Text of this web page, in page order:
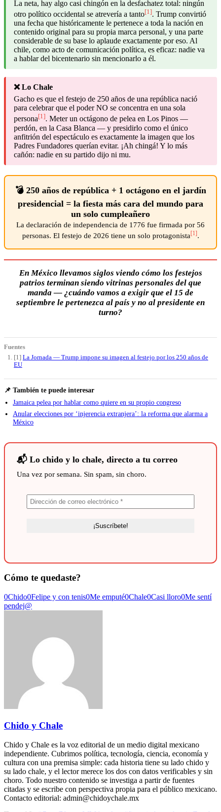
La neta, hay algo casi chingón en la desfachatez total: ningún
otro político occidental se atrevería a tanto[1]. Trump convirtió
una fecha que históricamente le pertenece a toda la nación en
contenido original para su propia marca personal, y una parte
considerable de su base lo aplaude exactamente por eso. Al
chile, como acto de comunicación política, es eficaz: nadie va
a hablar del bicentenario sin mencionarlo a él.
❌ Lo Chale
Gacho es que el festejo de 250 años de una república nació
para celebrar que el poder NO se concentra en una sola
persona[1]. Meter un octágono de pelea en Los Pinos —
perdón, en la Casa Blanca — y presidirlo como el único
anfitrión del espectáculo es exactamente la imagen que los
Padres Fundadores querían evitar. ¡Ah chingá! Y lo más
cañón: nadie en su partido dijo ni mu.
💣 250 años de república + 1 octágono en el jardín
presidencial = la fiesta más cara del mundo para
un solo cumpleañero
La declaración de independencia de 1776 fue firmada por 56
personas. El festejo de 2026 tiene un solo protagonista[1].
En México llevamos siglos viendo cómo los festejos
patrios terminan siendo vitrinas personales del que
manda — ¿cuándo vamos a exigir que el 15 de
septiembre le pertenezca al país y no al presidente en
turno?
Fuentes
[1] La Jornada — Trump impone su imagen al festejo por los 250 años de
EU
📌 También te puede interesar
Jamaica pelea por hablar como quiere en su propio congreso
Anular elecciones por ‘injerencia extranjera’: la reforma que alarma a
México
📬 Lo chido y lo chale, directo a tu correo
Una vez por semana. Sin spam, sin choro.
Cómo te quedaste?
0Chido0Felipe y con tenis0Me emputé0Chale0Casi lloro0Me sentí
pendej@
Chido y Chale
Chido y Chale es la voz editorial de un medio digital mexicano
independiente. Cubrimos política, tecnología, ciencia, economía y
cultura con una premisa simple: cada historia tiene su lado chido y
su lado chale, y el lector merece los dos con datos verificables y sin
choro. Todo nuestro contenido se investiga a partir de fuentes
citadas y se escribe con perspectiva propia para el público mexicano.
Contacto editorial: admin@chidoychale.mx